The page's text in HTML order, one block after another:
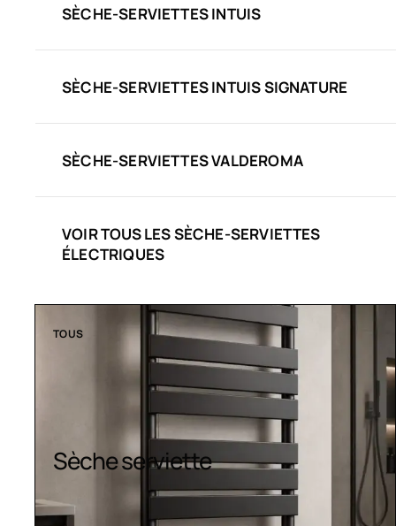
SÈCHE-SERVIETTES INTUIS
SÈCHE-SERVIETTES INTUIS SIGNATURE
SÈCHE-SERVIETTES VALDEROMA
VOIR TOUS LES SÈCHE-SERVIETTES
ÉLECTRIQUES
TOUS
Design colorés